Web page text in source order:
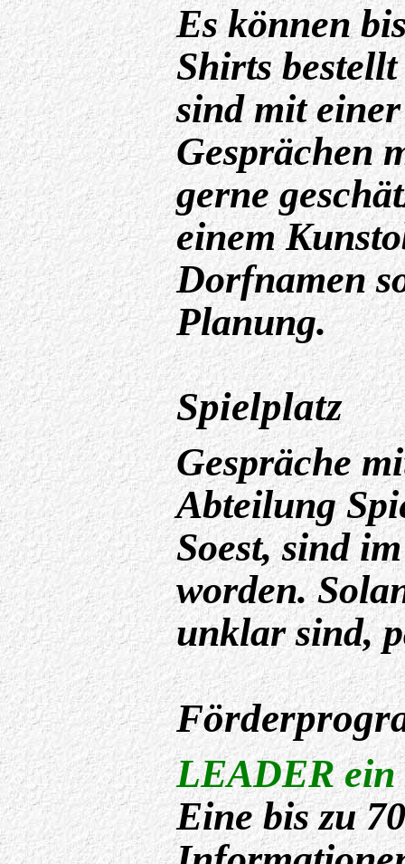
Es können
Shirts
sind mit
Gesprächen
gerne
einem
Dorfnamen
Planung.
Spielplatz
Gespräche
Abteilung
Soest, sind
worden.
unklar sind,
LEADER
Eine bis zu